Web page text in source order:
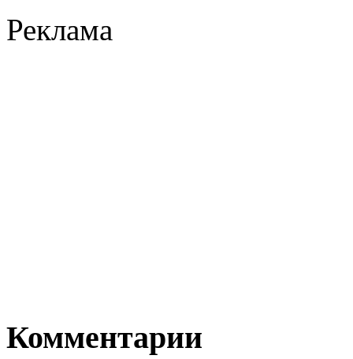
Реклама
Комментарии